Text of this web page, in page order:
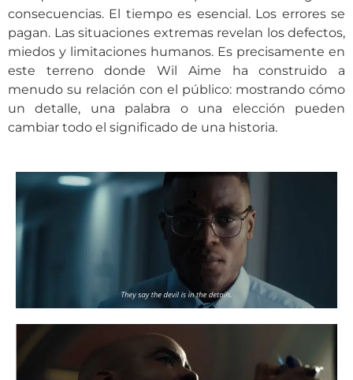
consecuencias. El tiempo es esencial. Los errores se
pagan. Las situaciones extremas revelan los defectos,
miedos y limitaciones humanos. Es precisamente en
este terreno donde Wil Aime ha construido a
menudo su relación con el público: mostrando cómo
un detalle, una palabra o una elección pueden
cambiar todo el significado de una historia.